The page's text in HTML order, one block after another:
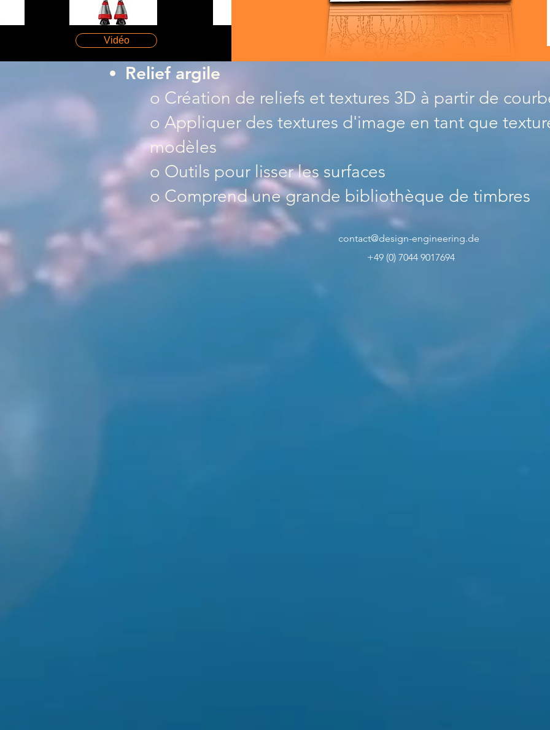
Vidéo
Relief argile
o Création de reliefs et textures 3D à partir de
o Appliquer des textures d'image en tant que
modèles
o Outils pour lisser les surfaces
o Comprend une grande bibliothèque de timbres
contact@design-engineering.de
+49 (0) 7044 9017694